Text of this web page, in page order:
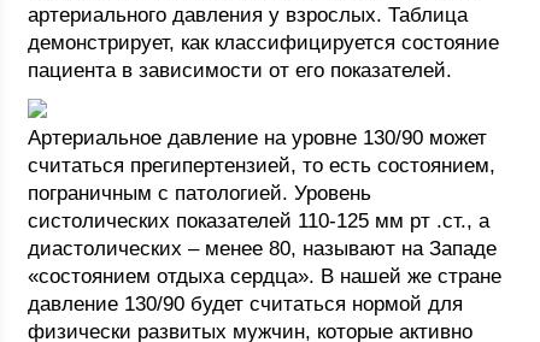
артериального давления у взрослых. Таблица
демонстрирует, как классифицируется состояние
пациента в зависимости от его показателей.
Артериальное давление на уровне 130/90 может
считаться прегипертензией, то есть состоянием,
пограничным с патологией. Уровень
систолических показателей 110-125 мм рт .ст., а
диастолических – менее 80, называют на Западе
«состоянием отдыха сердца». В нашей же стране
давление 130/90 будет считаться нормой для
физически развитых мужчин, которые активно